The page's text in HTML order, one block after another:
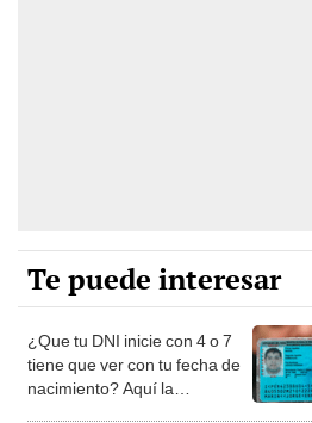
Te puede interesar
¿Que tu DNI inicie con 4 o 7
tiene que ver con tu fecha de
nacimiento? Aquí la